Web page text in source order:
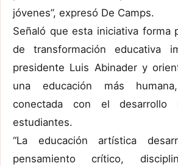
jóvenes”, expresó De Camps.
Señaló que esta iniciativa forma
de transformación educativa
presidente Luis Abinader y
una educación más
conectada con el desarrollo
estudiantes.
“La educación artística
pensamiento crítico,